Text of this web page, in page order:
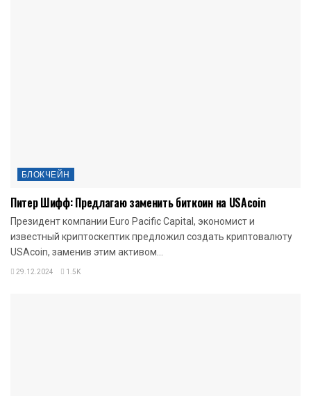
БЛОКЧЕЙН
Питер Шифф: Предлагаю заменить биткоин на USAcoin
Президент компании Euro Pacific Capital, экономист и
известный криптоскептик предложил создать криптовалюту
USAcoin, заменив этим активом...
29.12.2024 1.5K